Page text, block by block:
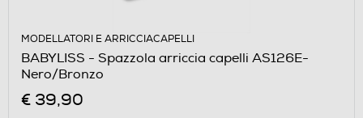
MODELLATORI E ARRICCIACAPELLI
BABYLISS - Spazzola arriccia capelli AS126E-
Nero/Bronzo
€ 39,90